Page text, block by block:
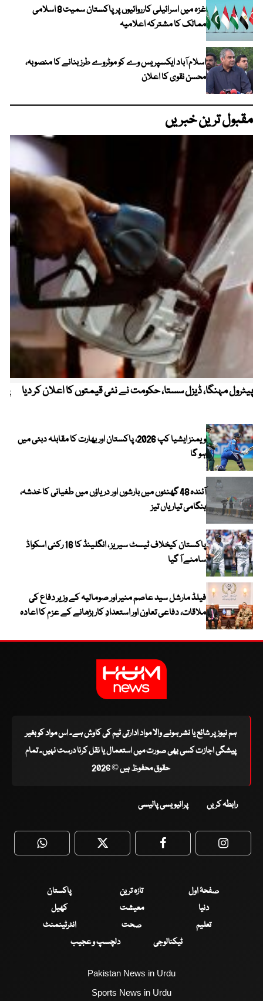
غزہ میں اسرائیلی کارروائیوں پر پاکستان سمیت 8 اسلامی
ممالک کا مشترکہ اعلامیہ
اسلام آباد ایکسپریس وے کو موٹروے طرز بنانے کا منصوبہ،
محسن نقوی کا اعلان
مقبول ترین خبریں
پیٹرول مہنگا، ڈیزل سستا، حکومت نے نئی قیمتوں کا اعلان کر دیا
ویمنز ایشیا کپ 2026، پاکستان اور بھارت کا مقابلہ دبئی میں
ہو گا
آئندہ 48 گھنٹوں میں بارشوں اور دریاؤں میں طغیانی کا خدشہ،
ہنگامی تیاریاں تیز
پاکستان کیخلاف ٹیسٹ سیریز ، انگلینڈ کا 16 رکنی اسکواڈ
سامنے آ گیا
فیلڈ مارشل سید عاصم منیر اور صومالیہ کے وزیر دفاع کی
ملاقات، دفاعی تعاون اور استعدادِ کار بڑھانے کے عزم کا اعادہ
ہم نیوز پر شائع یا نشر ہونے والا مواد ادارتی ٹیم کی کاوش ہے۔ اس مواد کو بغیر
پیشگی اجازت کسی بھی صورت میں استعمال یا نقل کرنا درست نہیں۔ تمام
حقوق محفوظ ہیں © 2026
رابطہ کریں پرائیویسی پالیسی
WhatsApp Twitter Facebook
صفحۂ اول تازہ ترین
پاکستان
دنیا
معیشت
کھیل
تعلیم
صحت
انٹرٹینمنٹ
ٹیکنالوجی
دلچسپ و عجیب
Pakistan News in Urdu
Sports News in Urdu